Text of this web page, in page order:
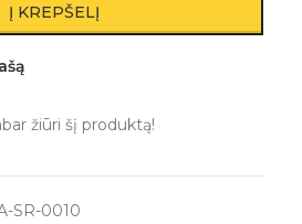
Į KREPŠELĮ
žiūri šį produktą!
SR-0010